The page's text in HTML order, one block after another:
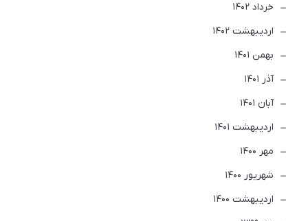
خرداد 1402
ارديبهشت 1402
بهمن 1401
آذر 1401
آبان 1401
ارديبهشت 1401
مهر 1400
شهریور 1400
ارديبهشت 1400